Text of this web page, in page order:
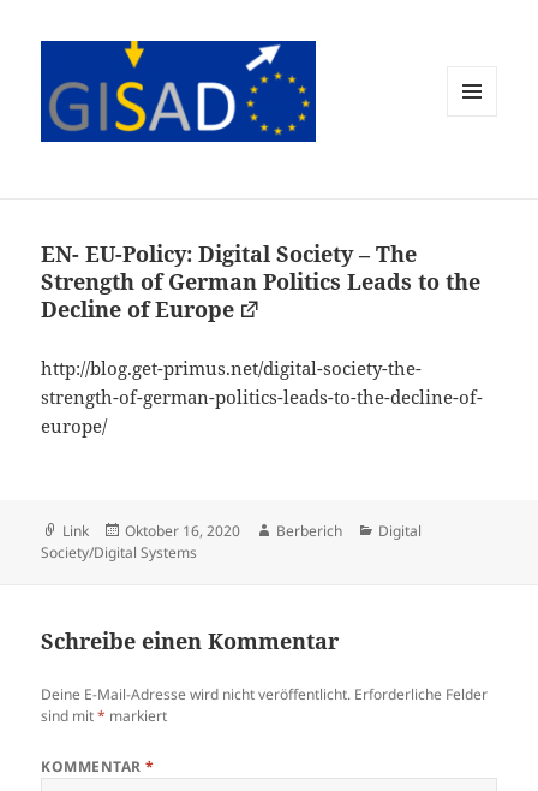
EN- EU-Policy: Digital Society – The
Strength of German Politics Leads to the
Decline of Europe
http://blog.get-primus.net/digital-society-the-
strength-of-german-politics-leads-to-the-decline-of-
europe/
Format
Link
Veröffentlicht
am
Oktober 16, 2020 Autor
Berberich Kategorien
Digital
Society/Digital Systems
Schreibe einen Kommentar
Deine E-Mail-Adresse wird nicht veröffentlicht. Erforderliche Felder
sind mit* markiert
KOMMENTAR*